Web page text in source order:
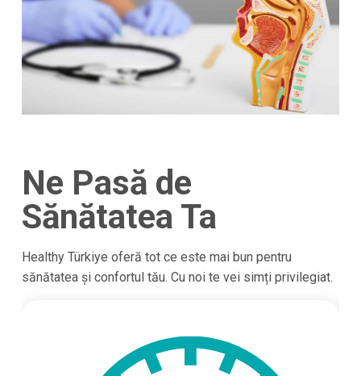
Ne Pasă de
Sănătatea Ta
Healthy Türkiye oferă tot ce este mai bun pentru
sănătatea și confortul tău. Cu noi te vei simți privilegiat.